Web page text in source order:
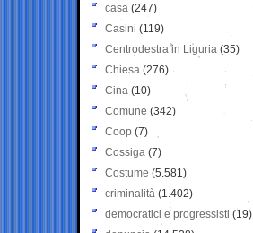
casa (247)
Casini (119)
Centrodestra in Liguria (35)
Chiesa (276)
Cina (10)
Comune (342)
Coop (7)
Cossiga (7)
Costume (5.581)
criminalità (1.402)
democratici e progressisti (19)